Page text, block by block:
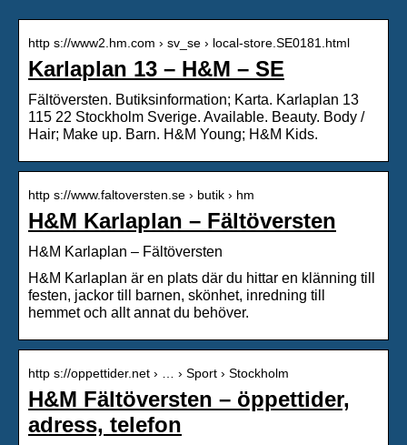
http s://www2.hm.com › sv_se › local-store.SE0181.html
Karlaplan 13 – H&M – SE
Fältöversten. Butiksinformation; Karta. Karlaplan 13
115 22 Stockholm Sverige. Available. Beauty. Body /
Hair; Make up. Barn. H&M Young; H&M Kids.
http s://www.faltoversten.se › butik › hm
H&M Karlaplan – Fältöversten
H&M Karlaplan – Fältöversten
H&M Karlaplan är en plats där du hittar en klänning till
festen, jackor till barnen, skönhet, inredning till
hemmet och allt annat du behöver.
http s://oppettider.net › … › Sport › Stockholm
H&M Fältöversten – öppettider,
adress, telefon